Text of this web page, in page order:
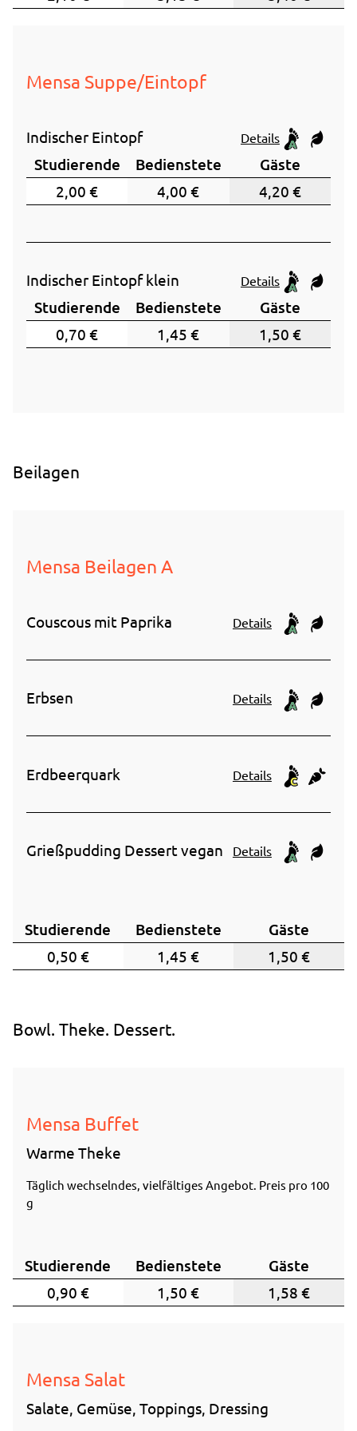
Mensa Suppe/Eintopf
Indischer Eintopf Details CO₂e
Studierende
2,00 €
Bedienstete
4,00 €
Gäste
4,20 €
Indischer Eintopf klein Details CO₂e
Studierende
0,70 €
Bedienstete
1,45 €
Gäste
1,50 €
Beilagen
Mensa Beilagen A
Couscous mit Paprika Details CO₂e
Erbsen Details CO₂e
Erdbeerquark Details CO₂e
Grießpudding Dessert vegan Details CO₂e
Studierende
0,50 €
Bedienstete
1,45 €
Gäste
1,50 €
Bowl. Theke. Dessert.
Mensa Buffet
Warme Theke
Täglich wechselndes, vielfältiges Angebot. Preis pro 100
g
Studierende
0,90 €
Bedienstete
1,50 €
Gäste
1,58 €
Mensa Salat
Salate, Gemüse, Toppings, Dressing
13 Monate
Name:
Anbieter:
Zweck:
Speichert, über welchen Link der Nutzer auf die